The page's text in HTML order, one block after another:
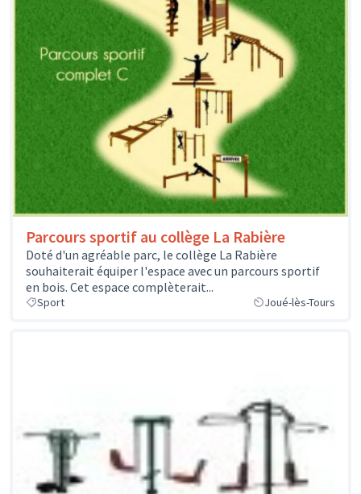
Parcours sportif au collège La Rabière
Doté d'un agréable parc, le collège La Rabière
souhaiterait équiper l'espace avec un parcours sportif
en bois. Cet espace complèterait...
Sport Joué-lès-Tours